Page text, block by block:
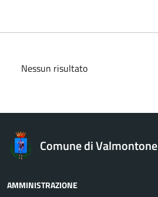
Nessun risultato
Comune di Valmontone
AMMINISTRAZIONE